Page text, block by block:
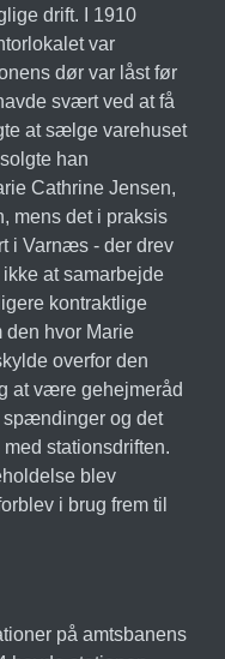
drift. I 1910
var
dør var låst før
svært ved at få
at sælge varehuset
han
Cathrine Jensen,
mens det i praksis
i Varnæs - der drev
at samarbejde
kontraktlige
den hvor Marie
overfor den
at være gehejmeråd
spændinger og det
stationsdriften.
blev
i brug frem til
på amtsbanens